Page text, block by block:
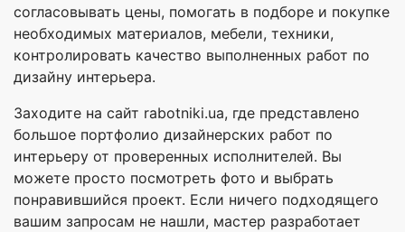
согласовывать цены, помогать в подборе и покупке
необходимых материалов, мебели, техники,
контролировать качество выполненных работ по
дизайну интерьера.
Заходите на сайт rabotniki.ua, где представлено
большое портфолио дизайнерских работ по
интерьеру от проверенных исполнителей. Вы
можете просто посмотреть фото и выбрать
понравившийся проект. Если ничего подходящего
вашим запросам не нашли, мастер разработает